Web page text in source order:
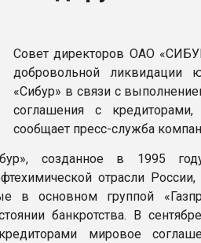
Совет директоров ОАО
добровольной ликвидации
«Сибур» в связи с
соглашения с
сообщает пресс-служба
созданное в 1995
отрасли
в основном группой
банкротства. В
мировое